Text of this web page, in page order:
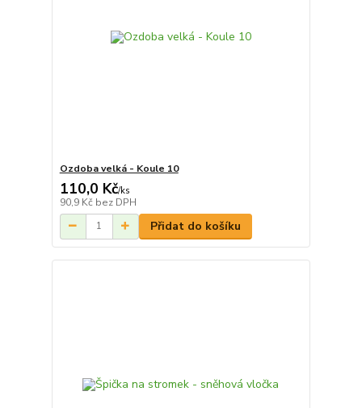
Ozdoba velká - Koule 10
110,0 Kč/ks
90,9 Kč bez DPH
Přidat do košíku